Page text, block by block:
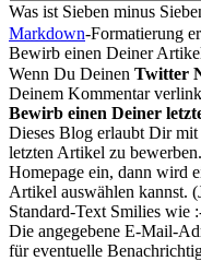
Was ist Sieben minus
Markdown-Formatierung
Bewirb einen Deiner
Wenn Du Deinen Twitter
Deinem Kommentar
Bewirb einen Deiner
Dieses Blog erlaubt Dir
letzten Artikel zu
Homepage ein, dann wird
Artikel auswählen kannst.
Standard-Text Smilies wie
Die angegebene E-Mail-
für eventuelle